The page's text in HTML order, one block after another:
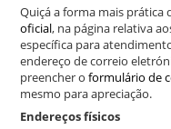
Quiçá a forma mais
oficial, na página relativa
específica para
endereço de correio
preencher oformulário de
mesmo para apreciação.
Endereços físicos